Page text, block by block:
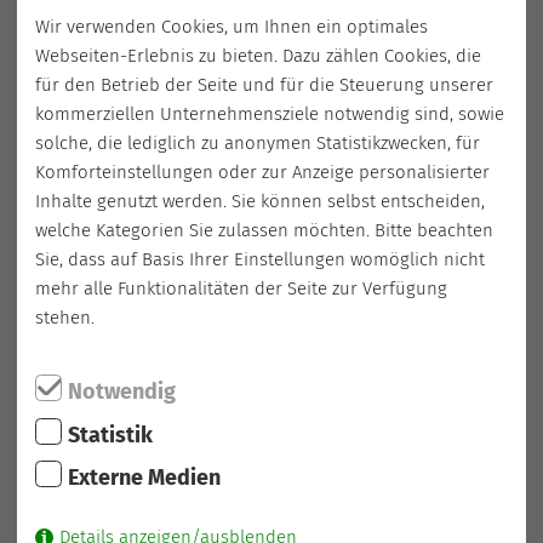
Tarif
Die Preise gelten nur für die Fahrten mit dem CityBus innerhalb
der Stadt Cloppenburg.
Erwachsene: 2,00 € (einfache Fahrt), 3,80 € (Tagesticket),
19,00 € (Sparticket/Monat)
(Sparticket/Monat)
Kinder: 1,20 € (einfache Fahrt), 2,30 € (Tagesticket), 14,00 €
(Sparticket/Monat)
Zahlungsmöglichkeiten
Mit Bargeld im CityBus
Wir verwenden Cookies, um Ihnen ein optimales
Webseiten-Erlebnis zu bieten. Dazu zählen Cookies, die
für den Betrieb der Seite und für die Steuerung unserer
kommerziellen Unternehmensziele notwendig sind, sowie
solche, die lediglich zu anonymen Statistikzwecken, für
Komforteinstellungen oder zur Anzeige personalisierter
Inhalte genutzt werden. Sie können selbst entscheiden,
welche Kategorien Sie zulassen möchten. Bitte beachten
Sie, dass auf Basis Ihrer Einstellungen womöglich nicht
mehr alle Funktionalitäten der Seite zur Verfügung
stehen.
Notwendig
Statistik
Externe Medien
Details anzeigen/ausblenden